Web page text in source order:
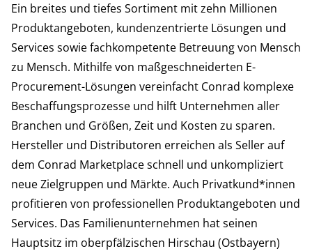
Ein breites und tiefes Sortiment mit zehn Millionen
Produktangeboten, kundenzentrierte Lösungen und
Services sowie fachkompetente Betreuung von Mensch
zu Mensch. Mithilfe von maßgeschneiderten E-
Procurement-Lösungen vereinfacht Conrad komplexe
Beschaffungsprozesse und hilft Unternehmen aller
Branchen und Größen, Zeit und Kosten zu sparen.
Hersteller und Distributoren erreichen als Seller auf
dem Conrad Marketplace schnell und unkompliziert
neue Zielgruppen und Märkte. Auch Privatkund*innen
profitieren von professionellen Produktangeboten und
Services. Das Familienunternehmen hat seinen
Hauptsitz im oberpfälzischen Hirschau (Ostbayern)